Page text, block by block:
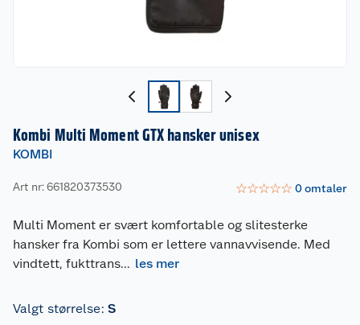
Kombi Multi Moment GTX hansker unisex
KOMBI
Art nr: 661820373530 ☆☆☆☆☆ 0omtaler
Multi Moment er svært komfortable og slitesterke
hansker fra Kombi som er lettere vannavvisende. Med
vindtett, fukttrans... les mer
Valgt størrelse: S